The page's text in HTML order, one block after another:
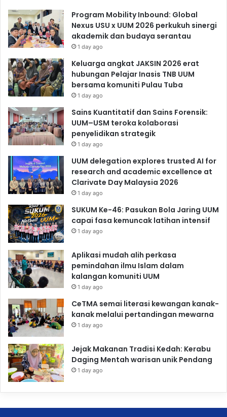
Program Mobility Inbound: Global
Nexus USU x UUM 2026 perkukuh sinergi
akademik dan budaya serantau
1 day ago
Keluarga angkat JAKSIN 2026 erat
hubungan Pelajar Inasis TNB UUM
bersama komuniti Pulau Tuba
1 day ago
Sains Kuantitatif dan Sains Forensik:
UUM–USM teroka kolaborasi
penyelidikan strategik
1 day ago
UUM delegation explores trusted AI for
research and academic excellence at
Clarivate Day Malaysia 2026
1 day ago
SUKUM Ke-46: Pasukan Bola Jaring UUM
capai fasa kemuncak latihan intensif
1 day ago
Aplikasi mudah alih perkasa
pemindahan ilmu Islam dalam
kalangan komuniti UUM
1 day ago
CeTMA semai literasi kewangan kanak-
kanak melalui pertandingan mewarna
1 day ago
Jejak Makanan Tradisi Kedah: Kerabu
Daging Mentah warisan unik Pendang
1 day ago